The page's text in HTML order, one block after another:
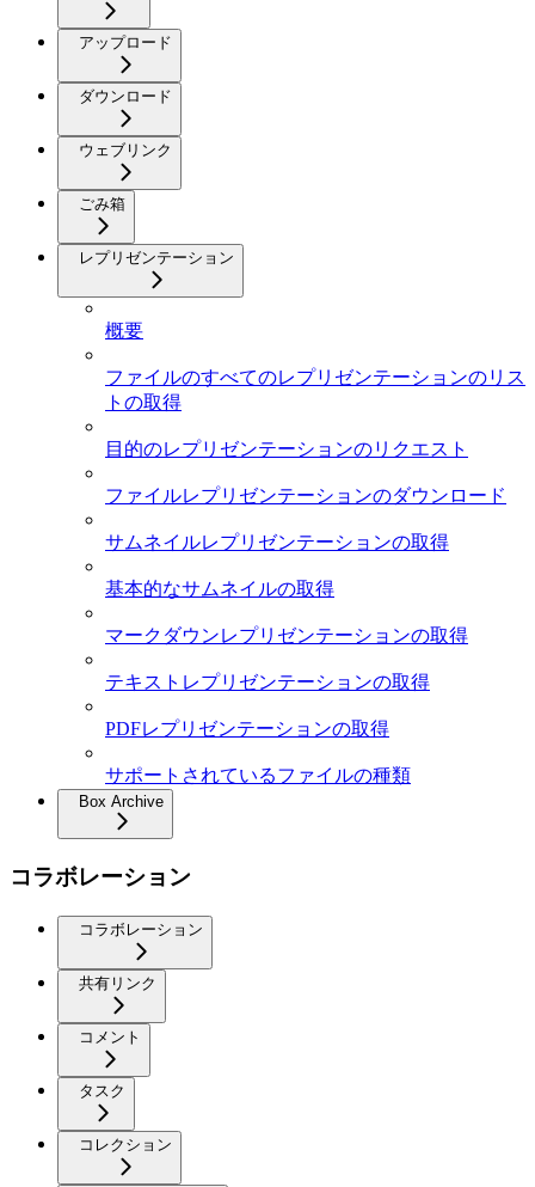
アップロード
ダウンロード
ウェブリンク
ごみ箱
レプリゼンテーション
概要
ファイルのすべてのレプリゼンテーションのリス
トの取得
目的のレプリゼンテーションのリクエスト
ファイルレプリゼンテーションのダウンロード
サムネイルレプリゼンテーションの取得
基本的なサムネイルの取得
マークダウンレプリゼンテーションの取得
テキストレプリゼンテーションの取得
PDFレプリゼンテーションの取得
サポートされているファイルの種類
Box Archive
コラボレーション
コラボレーション
共有リンク
コメント
タスク
コレクション